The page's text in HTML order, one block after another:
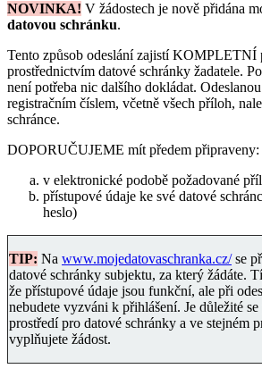
NOVINKA! V žádostech je nově přidána
datovou schránku.
Tento způsob odeslání zajistí KOMPLETNÍ
prostřednictvím datové schránky žadatele.
není potřeba nic dalšího dokládat.
registračním číslem, včetně všech příloh,
schránce.
DOPORUČUJEME mít předem připraveny:
v elektronické podobě požadované
přístupové údaje ke své datové
heslo)
TIP: Na www.mojedatovaschranka.cz/se
datové schránky subjektu, za který žádáte.
že přístupové údaje jsou funkční, ale při
nebudete vyzváni k přihlášení. Je důležité
prostředí pro datové schránky a ve stejném
vyplňujete žádost.